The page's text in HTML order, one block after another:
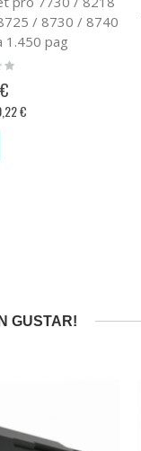
/ 8730 / 8740
1.450 pag
€
GUSTAR!